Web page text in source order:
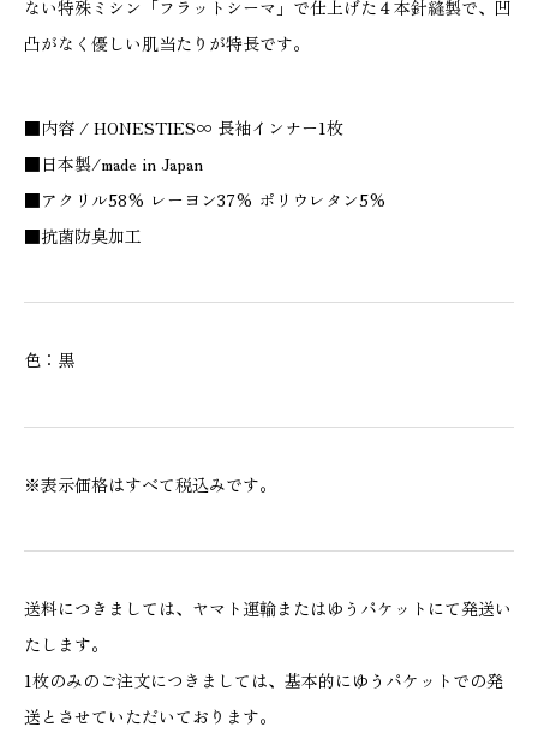
ない特殊ミシン「フラットシーマ」で仕上げた４本針縫製で、凹
凸がなく優しい肌当たりが特長です。
■内容 / HONESTIES∞ 長袖インナー1枚
■日本製/made in Japan
■アクリル58% レーヨン37% ポリウレタン5%
■抗菌防臭加工
色：黒
※表示価格はすべて税込みです。
送料につきましては、ヤマト運輸またはゆうパケットにて発送い
たします。
1枚のみのご注文につきましては、基本的にゆうパケットでの発
送とさせていただいております。